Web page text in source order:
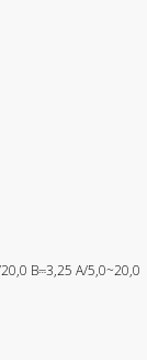
В⎓3,25 А/5,0~20,0